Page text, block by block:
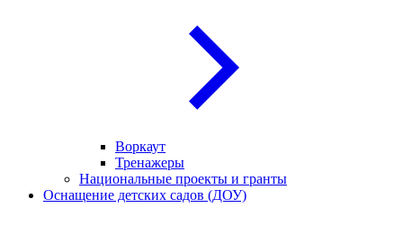
Воркаут
Тренажеры
Национальные проекты и гранты
Оснащение детских садов (ДОУ)